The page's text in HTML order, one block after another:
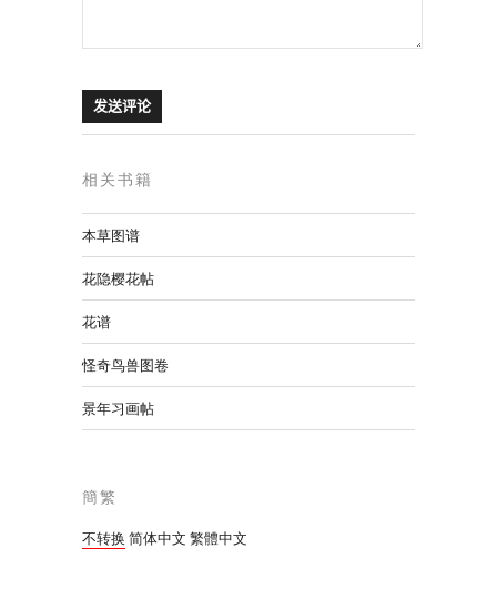
相关书籍
本草图谱
花隐樱花帖
花谱
怪奇鸟兽图卷
景年习画帖
簡繁
不转换 简体中文 繁體中文